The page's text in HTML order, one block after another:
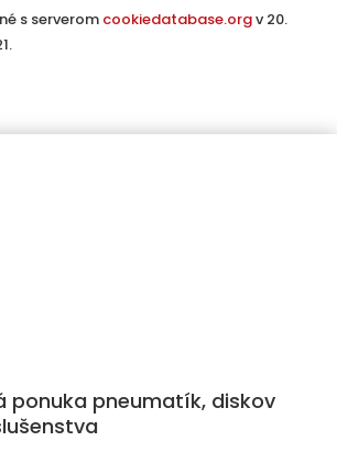
s serverom cookiedatabase.orgv 20.
ponuka pneumatík, diskov